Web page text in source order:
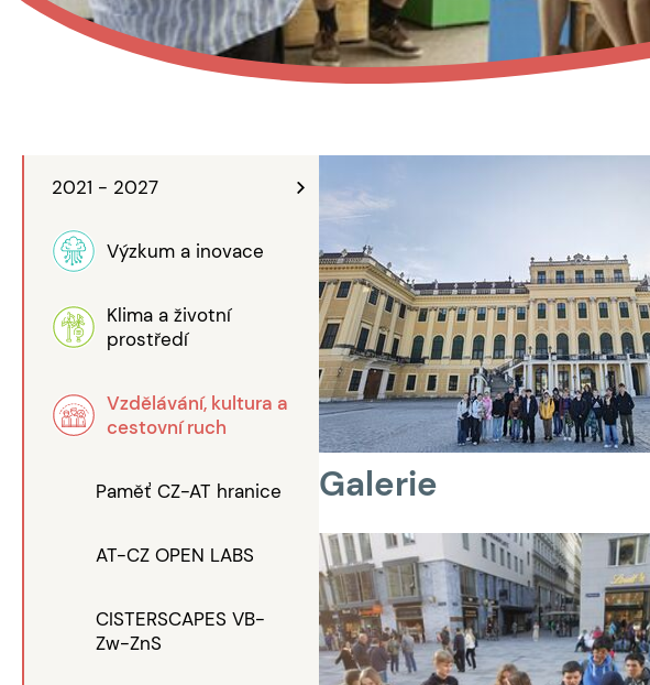
2021 - 2027
Výzkum a inovace
Klima a životní
prostředí
Vzdělávání, kultura a
cestovní ruch
Paměť CZ-AT hranice
AT-CZ OPEN LABS
CISTERSCAPES VB-
Zw-ZnS
Galerie